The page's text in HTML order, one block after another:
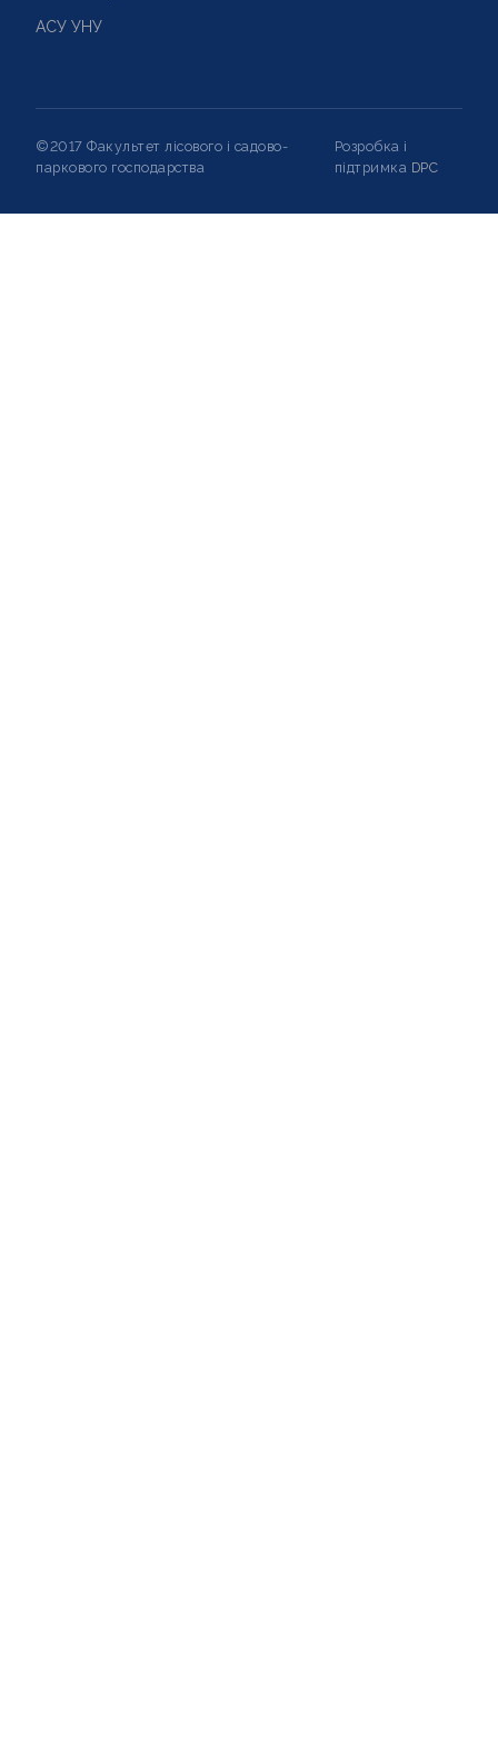
АСУ УНУ
©2017 Факультет лісового і садово-
паркового господарства
Розробка і
підтримка DPC